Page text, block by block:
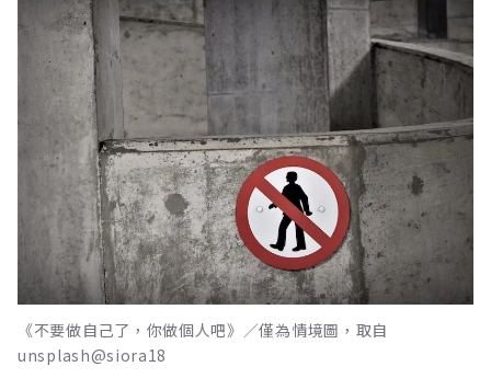
《不要做自己了，你做個人吧》／僅為情境圖，取自
unsplash@siora18